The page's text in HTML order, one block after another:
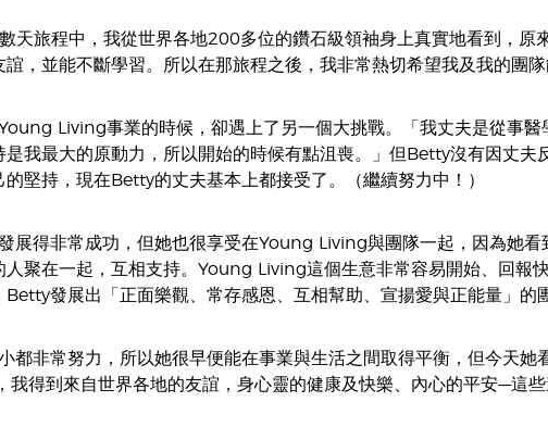
天旅程中，我從世界各地200多位的鑽石級領袖身上真實地看到，原
，並能不斷學習。所以在那旅程之後，我非常熱切希望我及我的團隊
Living事業的時候，卻遇上了另一個大挑戰。「我丈夫是從事醫
我最大的原動力，所以開始的時候有點沮喪。」但Betty沒有因丈夫
堅持，現在Betty的丈夫基本上都接受了。（繼續努力中！）
展得非常成功，但她也很享受在Young Living與團隊一起，因為她
人聚在一起，互相支持。Young Living這個生意非常容易開始、回報
發展出「正面樂觀、常存感恩、互相幫助、宣揚愛與正能量」的
都非常努力，所以她很早便能在事業與生活之間取得平衡，但今天
得到來自世界各地的友誼，身心靈的健康及快樂、內心的平安––這